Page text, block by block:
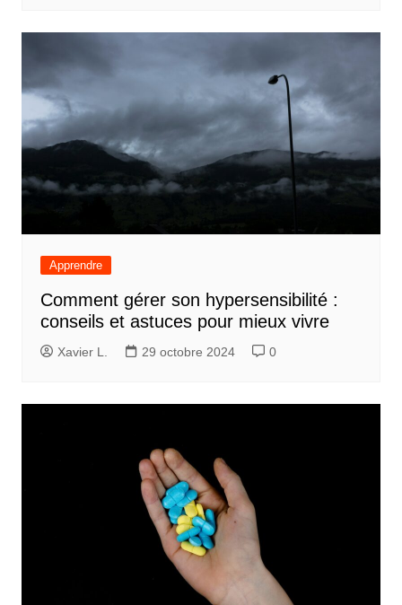
Apprendre
Comment gérer son hypersensibilité :
conseils et astuces pour mieux vivre
Xavier L. 29 octobre 2024 0